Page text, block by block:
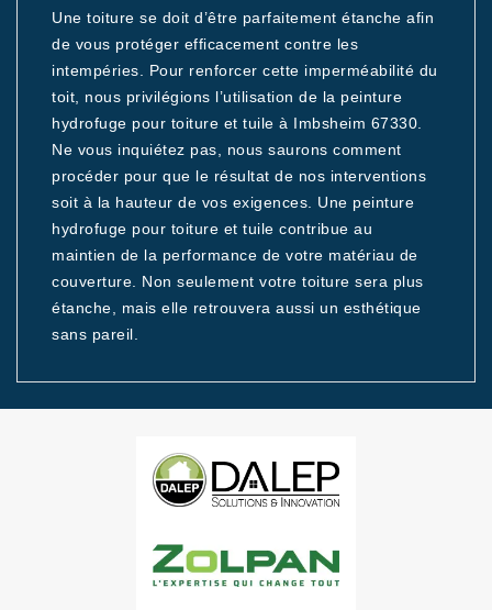
Une toiture se doit d’être parfaitement étanche afin
de vous protéger efficacement contre les
intempéries. Pour renforcer cette imperméabilité du
toit, nous privilégions l’utilisation de la peinture
hydrofuge pour toiture et tuile à Imbsheim 67330.
Ne vous inquiétez pas, nous saurons comment
procéder pour que le résultat de nos interventions
soit à la hauteur de vos exigences. Une peinture
hydrofuge pour toiture et tuile contribue au
maintien de la performance de votre matériau de
couverture. Non seulement votre toiture sera plus
étanche, mais elle retrouvera aussi un esthétique
sans pareil.